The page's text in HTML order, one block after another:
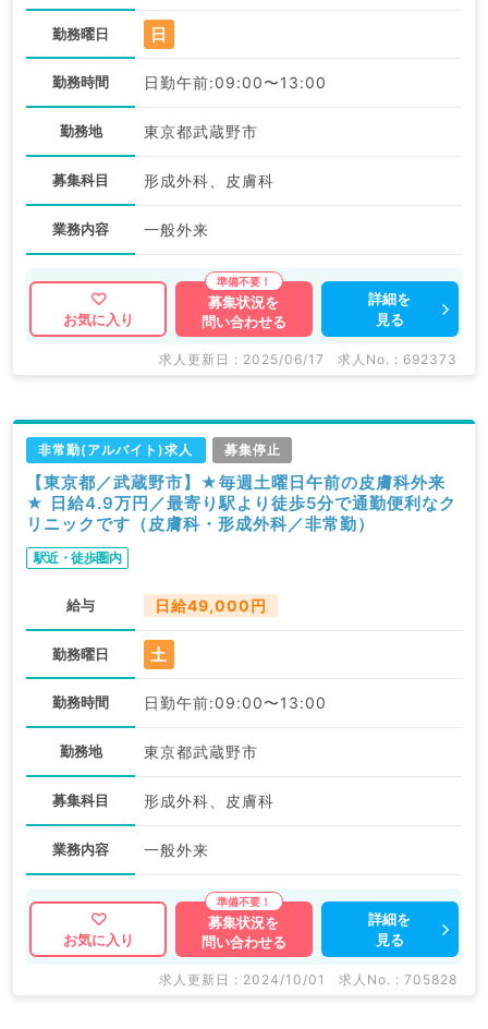
勤務曜日 日
勤務時間 日勤午前:09:00〜13:00
勤務地 東京都武蔵野市
募集科目 形成外科、皮膚科
業務内容 一般外来
お気に入り
募集状況を
問い合わせる
詳細を
見る
求人更新日 : 2025/06/17 求人No. : 692373
非常勤(アルバイト)求人 募集停止
【東京都／武蔵野市】★毎週土曜日午前の皮膚科外来
★ 日給4.9万円／最寄り駅より徒歩5分で通勤便利なク
リニックです（皮膚科・形成外科／非常勤）
駅近・徒歩圏内
給与 日給49,000円
勤務曜日 土
勤務時間 日勤午前:09:00〜13:00
勤務地 東京都武蔵野市
募集科目 形成外科、皮膚科
業務内容 一般外来
お気に入り
募集状況を
問い合わせる
詳細を
見る
求人更新日 : 2024/10/01 求人No. : 705828